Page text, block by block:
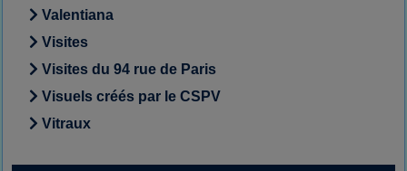
Valentiana
Visites
Visites du 94 rue de Paris
Visuels créés par le CSPV
Vitraux